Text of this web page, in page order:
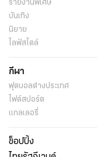
รายงานพิเศษ
บันเทิง
นิยาย
ไลฟ์สไตล์
กีฬา
ฟุตบอลต่่างประเทศ
ไฟต์สปอร์ต
แกลเลอรี่
ช็อปปิ้ง